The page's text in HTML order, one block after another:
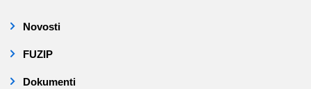
Novosti
FUZIP
Dokumenti